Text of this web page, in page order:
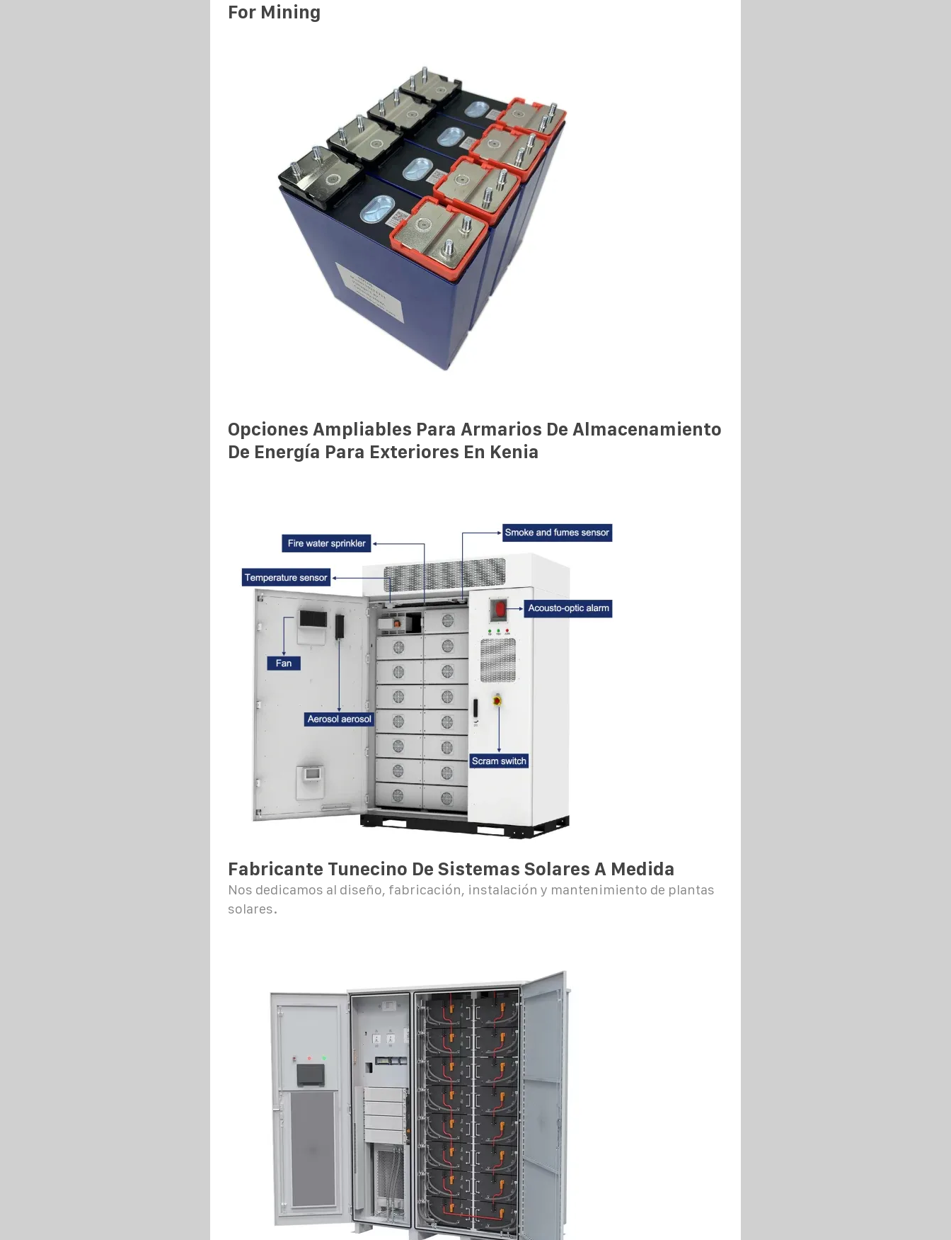
For Mining
Opciones Ampliables Para Armarios De Almacenamiento
De Energía Para Exteriores En Kenia
Fabricante Tunecino De Sistemas Solares A Medida
Nos dedicamos al diseño, fabricación, instalación y mantenimiento de plantas
solares.